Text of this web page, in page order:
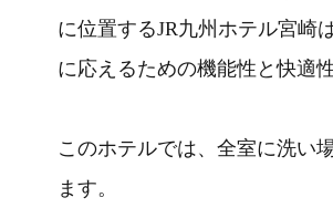
に位置するJR九州ホテル宮崎
に応えるための機能性と快適
このホテルでは、全室に洗い
ます。